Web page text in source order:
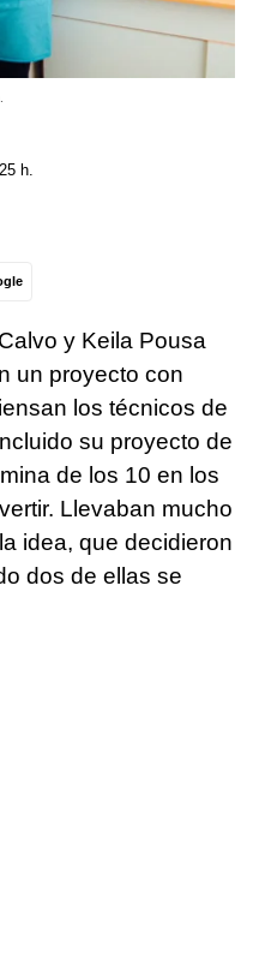
h.
y Keila Pousa
un proyecto con
los técnicos de
su proyecto de
de los 10 en los
Llevaban mucho
idea, que decidieron
dos de ellas se